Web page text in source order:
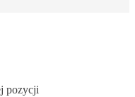
pozycji